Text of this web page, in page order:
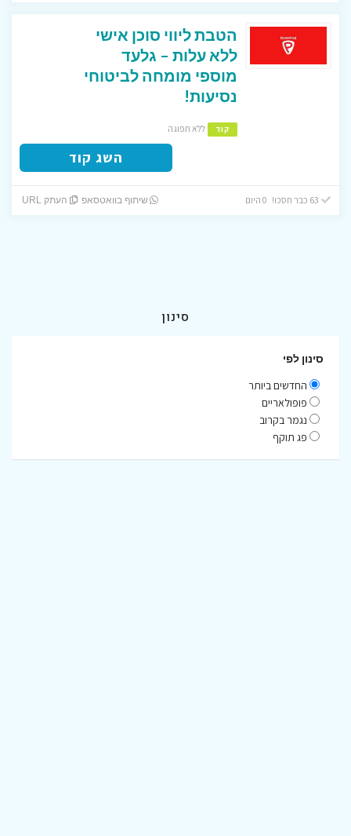
הטבת ליווי סוכן אישי
ללא עלות – גלעד
מוספי מומחה לביטוחי
נסיעות!
קוד ללא תפוגה
השג קוד
שיתוף בוואטסאפ העתק URL
סינון
סינון לפי
החדשים ביותר
פופולאריים
נגמר בקרוב
פג תוקף